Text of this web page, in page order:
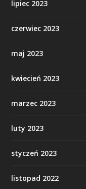
lipiec 2023
czerwiec 2023
maj 2023
kwiecień 2023
marzec 2023
luty 2023
styczeń 2023
listopad 2022